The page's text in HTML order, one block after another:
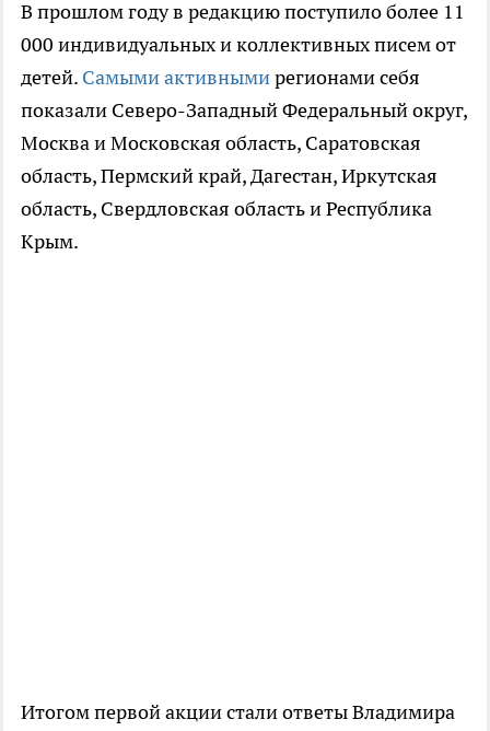
В прошлом году в редакцию поступило более 11
000 индивидуальных и коллективных писем от
детей. Самыми активнымирегионами себя
показали Северо-Западный Федеральный округ,
Москва и Московская область, Саратовская
область, Пермский край, Дагестан, Иркутская
область, Свердловская область и Республика
Крым.
Итогом первой акции стали ответы Владимира